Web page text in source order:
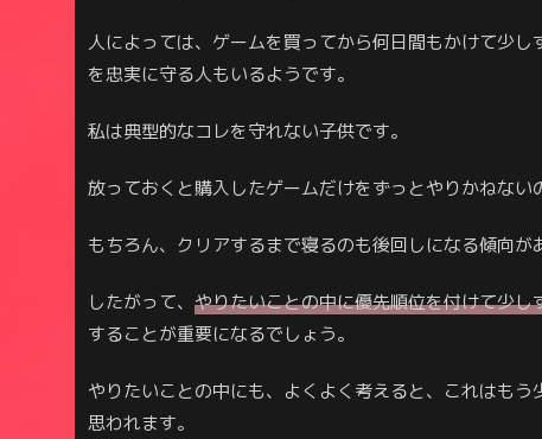
人によっては、ゲームを買ってから何日間もかけて少
を忠実に守る人もいるようです。
私は典型的なコレを守れない子供です。
放っておくと購入したゲームだけをずっとやりかねない
もちろん、クリアするまで寝るのも後回しになる傾向が
したがって、 やりたいことの中に優先順位を付けて少し
することが重要になるでしょう。
やりたいことの中にも、よくよく考えると、これはも
思われます。